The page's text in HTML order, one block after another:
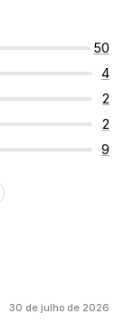
50
4
2
2
9
30 de julho de 2026